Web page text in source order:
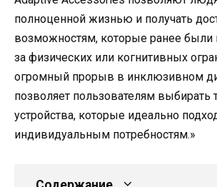
полноценной жизнью и получать
возможностям, которые ранее были
за физических или когнитивных
огромный прорыв в инклюзивном
позволяет пользователям выбирать
устройства, которые идеально
индивидуальным потребностям.»